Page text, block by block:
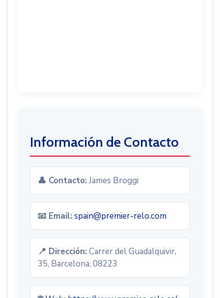
Información de Contacto
👤 Contacto: James Broggi
📧 Email: spain@premier-relo.com
📍 Dirección: Carrer del Guadalquivir,
35, Barcelona, 08223